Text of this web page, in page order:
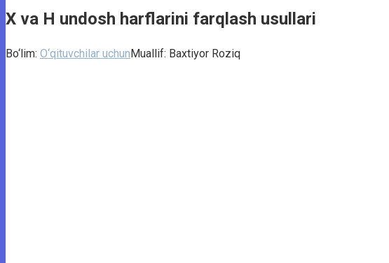
X va H undosh harflarini farqlash usullari
Bo‘lim: O‘qituvchilar uchunMuallif: Baxtiyor Roziq